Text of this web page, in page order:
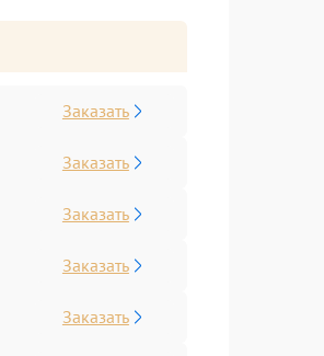
Заказать
Заказать
Заказать
Заказать
Заказать